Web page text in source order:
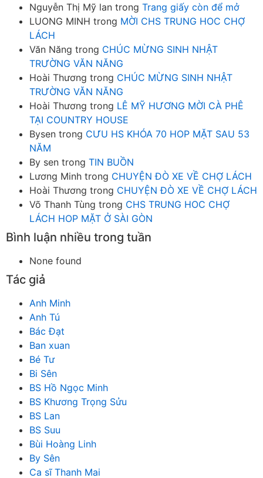
Nguyễn Thị Mỹ lan trong Trang giấy còn để mở
LUONG MINH trong MỜI CHS TRUNG HOC CHỢ
LÁCH
Văn Năng trong CHÚC MỪNG SINH NHẬT
TRƯỜNG VĂN NĂNG
Hoài Thương trong CHÚC MỪNG SINH NHẬT
TRƯỜNG VĂN NĂNG
Hoài Thương trong LÊ MỸ HƯƠNG MỜI CÀ PHÊ
TẠI COUNTRY HOUSE
Bysen trong CƯU HS KHÓA 70 HOP MẶT SAU 53
NĂM
By sen trong TIN BUỒN
Lương Minh trong CHUYỆN ĐÒ XE VỀ CHỢ LÁCH
Hoài Thương trong CHUYỆN ĐÒ XE VỀ CHỢ LÁCH
Võ Thanh Tùng trong CHS TRUNG HOC CHỢ
LÁCH HOP MẶT Ở SÀI GÒN
Bình luận nhiều trong tuần
None found
Tác giả
Anh Minh
Anh Tú
Bác Đạt
Ban xuan
Bé Tư
Bi Sên
BS Hồ Ngọc Minh
BS Khương Trọng Sửu
BS Lan
BS Suu
Bùi Hoàng Linh
By Sên
Ca sĩ Thanh Mai